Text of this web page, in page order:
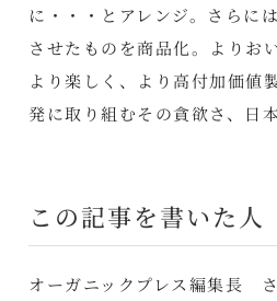
に・・・とアレンジ。さらに
させたものを商品化。よりお
より楽しく、より高付加価値
発に取り組むその貪欲さ、日
この記事を書いた人
オーガニックプレス編集長